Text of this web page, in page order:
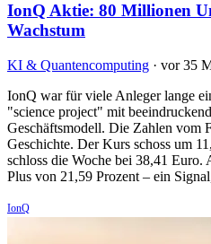
IonQ Aktie: 80 Millionen
Wachstum
KI & Quantencomputing · vor 35
IonQ war für viele Anleger lange
"science project" mit
Geschäftsmodell. Die Zahlen vom
Geschichte. Der Kurs schoss um
schloss die Woche bei 38,41 Euro.
Plus von 21,59 Prozent – ein
IonQ